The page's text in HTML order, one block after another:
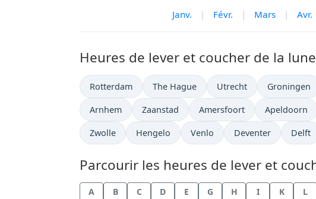
Janv. | Févr. | Mars | Avr.
Heures de lever et coucher de la
Rotterdam The Hague Utrecht Groningen
Arnhem Zaanstad Amersfoort Apeldoorn
Zwolle Hengelo Venlo Deventer Delft
Parcourir les heures de lever et
A B C D E G H I K L